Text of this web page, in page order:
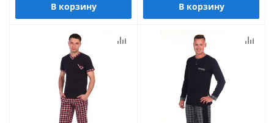
В корзину В корзину